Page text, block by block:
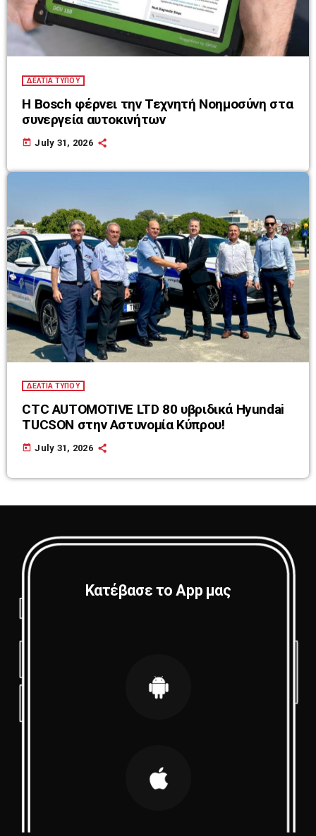
ΔΕΛΤΙΑ ΤΥΠΟΥ
Η Bosch φέρνει την Τεχνητή Νοημοσύνη στα
συνεργεία αυτοκινήτων
today July 31, 2026
ΔΕΛΤΙΑ ΤΥΠΟΥ
CTC AUTOMOTIVE LTD 80 υβριδικά Hyundai
TUCSON στην Αστυνομία Κύπρου!
today July 31, 2026
Κατέβασε το App μας